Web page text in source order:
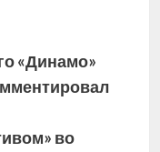
«Динамо»
во